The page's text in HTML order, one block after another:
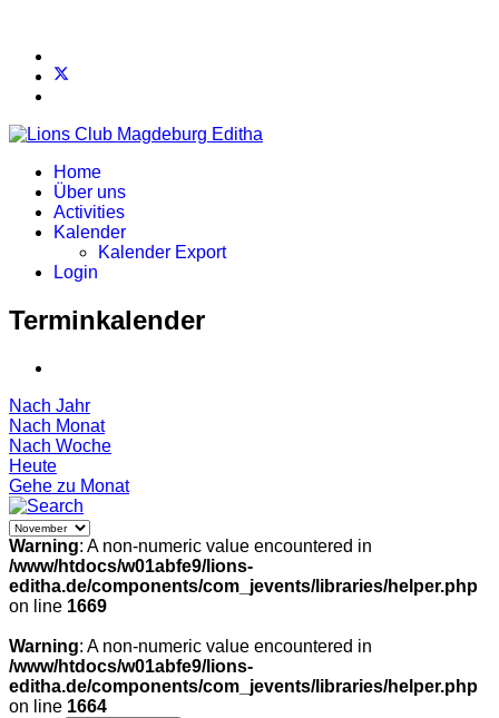
Home
Über uns
Activities
Kalender
Kalender Export
Login
Terminkalender
Nach Jahr
Nach Monat
Nach Woche
Heute
Gehe zu Monat
Warning: A non-numeric value encountered in
/www/htdocs/w01abfe9/lions-
editha.de/components/com_jevents/libraries/helper.php
on line 1669
Warning: A non-numeric value encountered in
/www/htdocs/w01abfe9/lions-
editha.de/components/com_jevents/libraries/helper.php
on line 1664